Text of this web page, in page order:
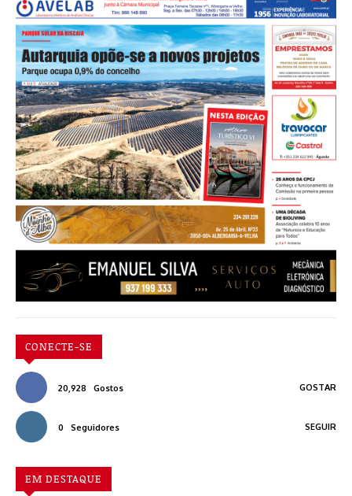
CONECTE-SE
20,928 Gostos GOSTAR
0 Seguidores SEGUIR
EM DESTAQUE